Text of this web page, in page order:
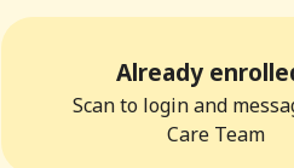
Already
Scan to login and
Care Team